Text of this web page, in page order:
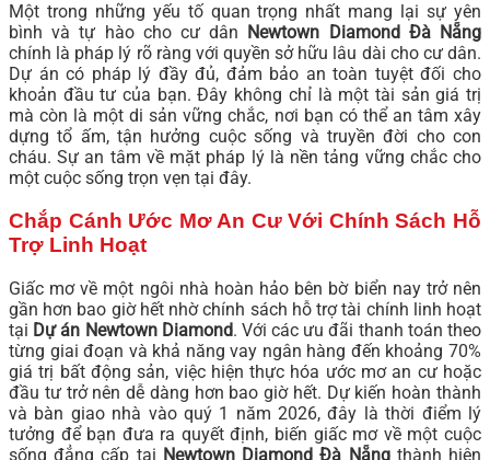
Một trong những yếu tố quan trọng nhất mang lại sự yên
bình và tự hào cho cư dân
Newtown Diamond Đà Nẵng
chính là pháp lý rõ ràng với quyền sở hữu lâu dài cho cư dân.
Dự án có pháp lý đầy đủ, đảm bảo an toàn tuyệt đối cho
khoản đầu tư của bạn. Đây không chỉ là một tài sản giá trị
mà còn là một di sản vững chắc, nơi bạn có thể an tâm xây
dựng tổ ấm, tận hưởng cuộc sống và truyền đời cho con
cháu. Sự an tâm về mặt pháp lý là nền tảng vững chắc cho
một cuộc sống trọn vẹn tại đây.
Chắp Cánh Ước Mơ An Cư Với Chính Sách Hỗ
Trợ Linh Hoạt
Giấc mơ về một ngôi nhà hoàn hảo bên bờ biển nay trở nên
gần hơn bao giờ hết nhờ chính sách hỗ trợ tài chính linh hoạt
tại Dự án Newtown Diamond. Với các ưu đãi thanh toán theo
từng giai đoạn và khả năng vay ngân hàng đến khoảng 70%
giá trị bất động sản, việc hiện thực hóa ước mơ an cư hoặc
đầu tư trở nên dễ dàng hơn bao giờ hết. Dự kiến hoàn thành
và bàn giao nhà vào quý 1 năm 2026, đây là thời điểm lý
tưởng để bạn đưa ra quyết định, biến giấc mơ về một cuộc
sống đẳng cấp tại Newtown Diamond Đà Nẵngthành hiện